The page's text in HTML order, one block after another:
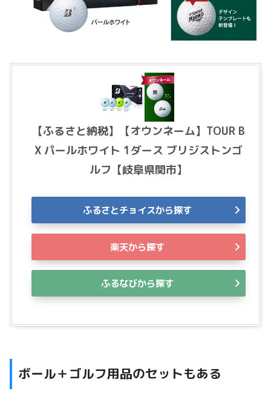
【ふるさと納税】【オウンネーム】TOUR B
X パールホワイト 1ダース ブリジストンゴ
ルフ【岐阜県関市】
ふるさとチョイスから探す
楽天から探す
ふるなびから探す
ボール＋ゴルフ用品のセットもある